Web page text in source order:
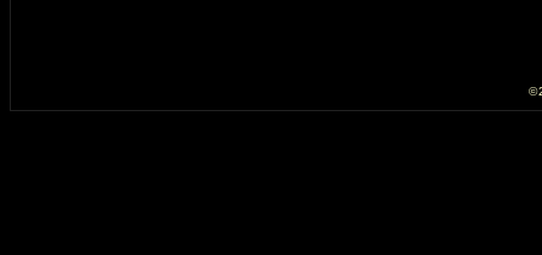
©